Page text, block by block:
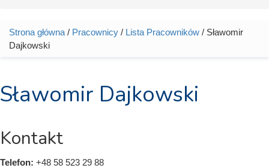
Jesteś tutaj
Strona główna / Pracownicy / Lista Pracowników / Sławomir
Dajkowski
Sławomir Dajkowski
Kontakt
Telefon: +48 58 523 29 88